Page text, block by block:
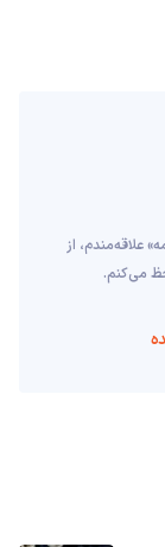
علاقه‌مندم، از
می‌کنم.